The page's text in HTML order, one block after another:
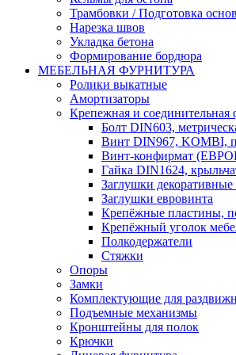
Трамбовки / Подготовка
Нарезка швов
Укладка бетона
Формирование бордюра
МЕБЕЛЬНАЯ ФУРНИТУРА
Ролики выкатные
Амортизаторы
Крепежная и соединительная
Болт DIN603,
Винт DIN967, KOMBI,
Винт-конфирмат
Гайка DIN1624,
Заглушки
Заглушки евровинта
Крепёжные пластины,
Крепёжный уголок
Полкодержатели
Стяжки
Опоры
Замки
Комплектующие для
Подъемные механизмы
Кронштейны для полок
Крючки